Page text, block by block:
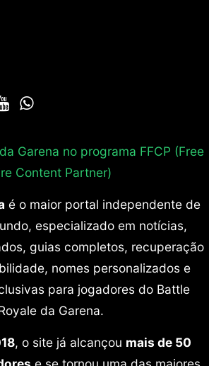
Garena no programa FFCP (Free
Content Partner)
é o maior portal independente de
especializado em notícias,
guias completos, recuperação
nomes personalizados e
para jogadores do Battle
da Garena.
, o site já alcançou mais de 50